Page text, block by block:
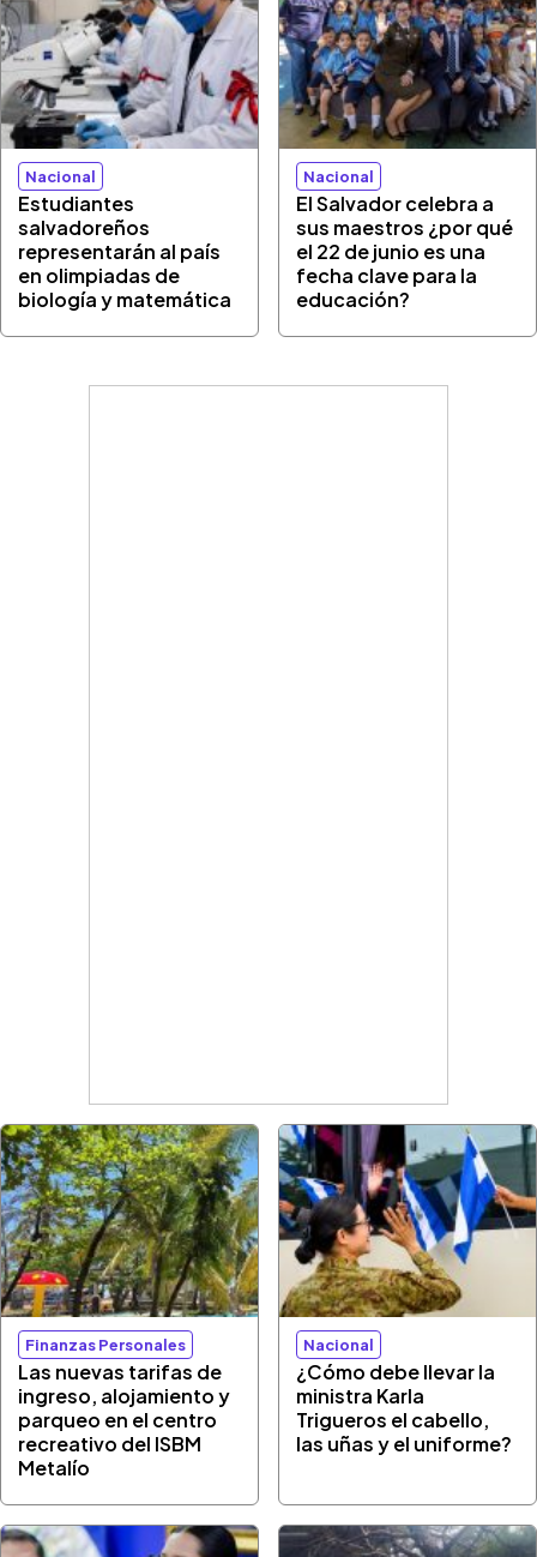
Nacional
Estudiantes
salvadoreños
representarán al país
en olimpiadas de
biología y matemática
Nacional
El Salvador celebra a
sus maestros ¿por qué
el 22 de junio es una
fecha clave para la
educación?
Finanzas Personales
Las nuevas tarifas de
ingreso, alojamiento y
parqueo en el centro
recreativo del ISBM
Metalío
Nacional
¿Cómo debe llevar la
ministra Karla
Trigueros el cabello,
las uñas y el uniforme?